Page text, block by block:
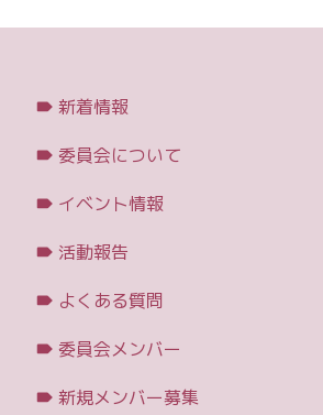
新着情報
委員会について
イベント情報
活動報告
よくある質問
委員会メンバー
新規メンバー募集